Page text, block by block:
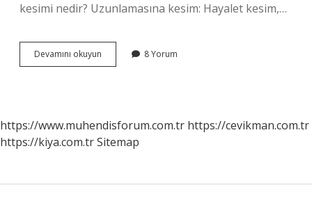
kesimi nedir? Uzunlamasına kesim: Hayalet kesim,…
Devamını okuyun
Cut
8 Yorum
https://www.muhendisforum.com.tr https://cevikman.com.tr
https://kiya.com.trSitemap